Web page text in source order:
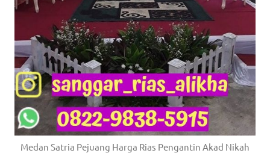
Medan Satria Pejuang Harga Rias Pengantin Akad Nikah